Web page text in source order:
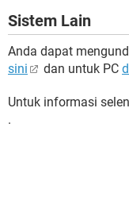
Sistem Lain
Anda dapat
sini
dan untuk PC
Untuk informasi
.